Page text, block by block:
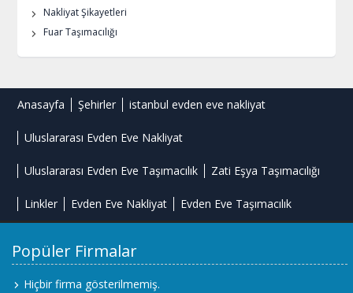
Nakliyat Şikayetleri
Fuar Taşımacılığı
Anasayfa Şehirler istanbul evden eve nakliyat
Uluslararası Evden Eve Nakliyat
Uluslararası Evden Eve Taşımacılık Zati Eşya Taşımacılığı
Linkler Evden Eve Nakliyat Evden Eve Taşımacılık
Popüler Firmalar
Hiçbir firma gösterilmemiş.